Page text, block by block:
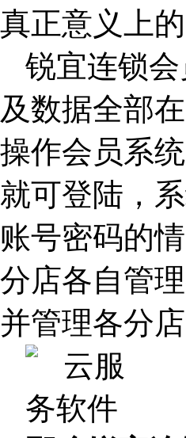
真正意义上
锐宜连锁
及数据全部
操作会员系
就可登陆，
账号密码的
分店各自管
并管理各分店